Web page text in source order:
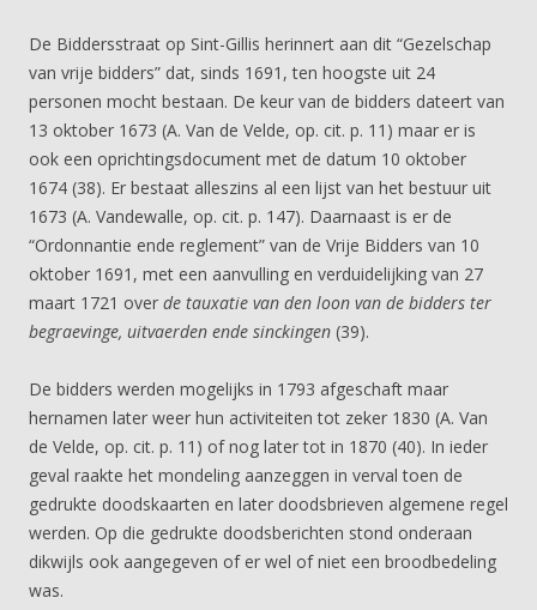
De Biddersstraat op Sint-Gillis herinnert aan dit “Gezelschap
van vrije bidders” dat, sinds 1691, ten hoogste uit 24
personen mocht bestaan. De keur van de bidders dateert van
13 oktober 1673 (A. Van de Velde, op. cit. p. 11) maar er is
ook een oprichtingsdocument met de datum 10 oktober
1674 (38). Er bestaat alleszins al een lijst van het bestuur uit
1673 (A. Vandewalle, op. cit. p. 147). Daarnaast is er de
“Ordonnantie ende reglement” van de Vrije Bidders van 10
oktober 1691, met een aanvulling en verduidelijking van 27
maart 1721 over de tauxatie van den loon van de bidders ter
begraevinge, uitvaerden ende sinckingen (39).
De bidders werden mogelijks in 1793 afgeschaft maar
hernamen later weer hun activiteiten tot zeker 1830 (A. Van
de Velde, op. cit. p. 11) of nog later tot in 1870 (40). In ieder
geval raakte het mondeling aanzeggen in verval toen de
gedrukte doodskaarten en later doodsbrieven algemene regel
werden. Op die gedrukte doodsberichten stond onderaan
dikwijls ook aangegeven of er wel of niet een broodbedeling
was.